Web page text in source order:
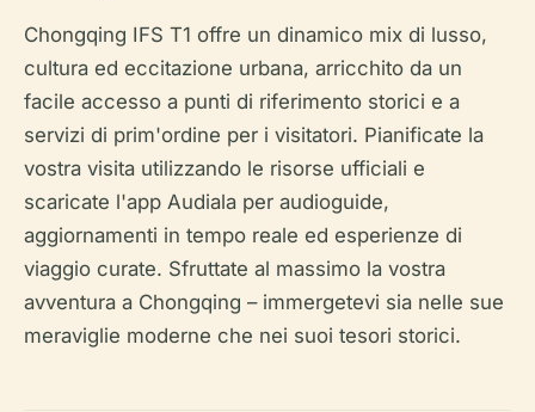
Chongqing IFS T1 offre un dinamico mix di lusso,
cultura ed eccitazione urbana, arricchito da un
facile accesso a punti di riferimento storici e a
servizi di prim'ordine per i visitatori. Pianificate la
vostra visita utilizzando le risorse ufficiali e
scaricate l'app Audiala per audioguide,
aggiornamenti in tempo reale ed esperienze di
viaggio curate. Sfruttate al massimo la vostra
avventura a Chongqing – immergetevi sia nelle sue
meraviglie moderne che nei suoi tesori storici.